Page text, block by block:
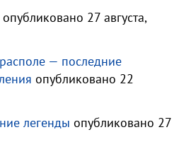
опубликовано 27 августа,
— последние
опубликовано 22
легенды опубликовано 27